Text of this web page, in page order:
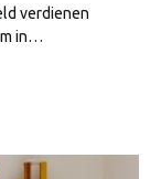
verdienen
in…